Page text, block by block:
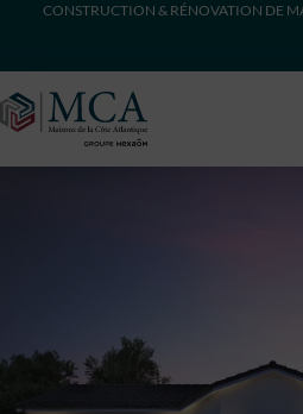
CONSTRUCTION & RÉNOVATION DE